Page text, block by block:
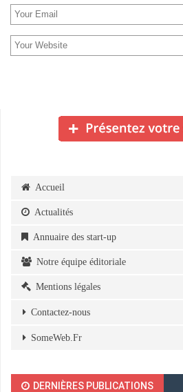
Accueil
Actualités
Annuaire des start-up
Notre équipe éditoriale
Mentions légales
Contactez-nous
SomeWeb.Fr
DERNIÈRES PUBLICATIONS